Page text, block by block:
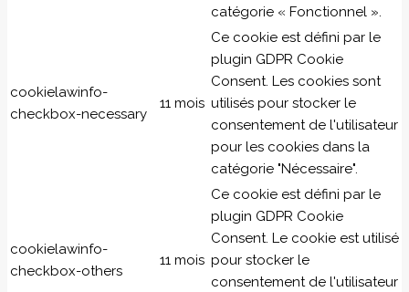
catégorie « Fonctionnel ».
cookielawinfo-
checkbox-necessary
11 mois
Ce cookie est défini par le
plugin GDPR Cookie
Consent. Les cookies sont
utilisés pour stocker le
consentement de l'utilisateur
pour les cookies dans la
catégorie "Nécessaire".
cookielawinfo-
checkbox-others
11 mois
Ce cookie est défini par le
plugin GDPR Cookie
Consent. Le cookie est utilisé
pour stocker le
consentement de l'utilisateur